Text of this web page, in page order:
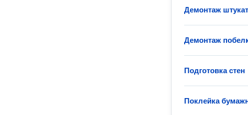
Демонтаж
Демонтаж
Подготовка стен
Поклейка